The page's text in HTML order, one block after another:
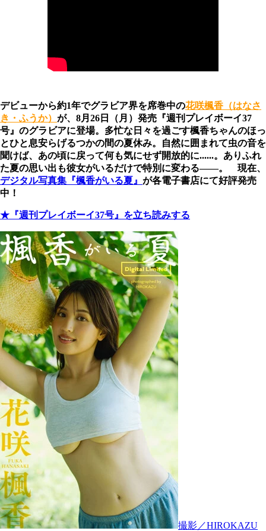
デビューから約1年でグラビア界を席巻中の花咲楓香（はなさ
き・ふうか） が、8月26日（月）発売『週刊プレイボーイ37
号』のグラビアに登場。多忙な日々を過ごす楓香ちゃんのほっ
とひと息安らげるつかの間の夏休み。自然に囲まれて虫の音を
聞けば、あの頃に戻って何も気にせず開放的に......。ありふれ
た夏の思い出も彼女がいるだけで特別に変わる――。 現在、
デジタル写真集『楓香がいる夏』 が各電子書店にて好評発売
中！
★『週刊プレイボーイ37号』を立ち読みする
撮影／HIROKAZU